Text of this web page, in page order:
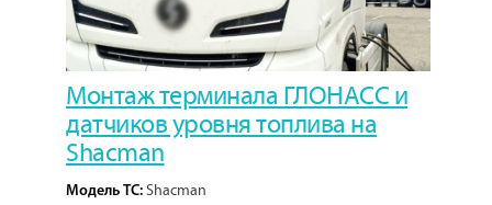
Монтаж терминала ГЛОНАСС и
датчиков уровня топлива на
Shacman
Модель ТС: Shacman